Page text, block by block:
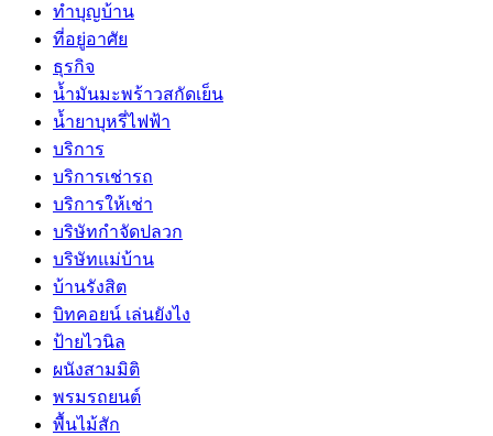
ทำบุญบ้าน
ที่อยู่อาศัย
ธุรกิจ
น้ำมันมะพร้าวสกัดเย็น
น้ำยาบุหรี่ไฟฟ้า
บริการ
บริการเช่ารถ
บริการให้เช่า
บริษัทกำจัดปลวก
บริษัทแม่บ้าน
บ้านรังสิต
บิทคอยน์ เล่นยังไง
ป้ายไวนิล
ผนังสามมิติ
พรมรถยนต์
พื้นไม้สัก